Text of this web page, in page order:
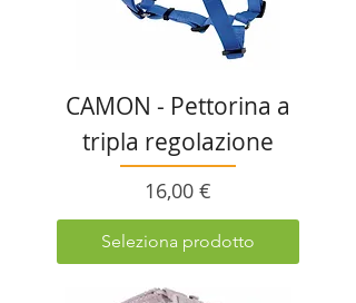
CAMON - Pettorina a
tripla regolazione
Prezzo
16,00 €
Seleziona prodotto